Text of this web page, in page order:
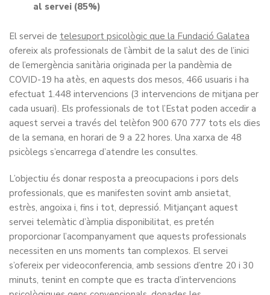
al servei (85%)
El servei de telesuport psicològic que la Fundació Galatea
ofereix als professionals de l’àmbit de la salut des de l’inici
de l’emergència sanitària originada per la pandèmia de
COVID-19 ha atès, en aquests dos mesos, 466 usuaris i ha
efectuat 1.448 intervencions (3 intervencions de mitjana per
cada usuari). Els professionals de tot l’Estat poden accedir a
aquest servei a través del telèfon 900 670 777 tots els dies
de la semana, en horari de 9 a 22 hores. Una xarxa de 48
psicòlegs s’encarrega d’atendre les consultes.
L’objectiu és donar resposta a preocupacions i pors dels
professionals, que es manifesten sovint amb ansietat,
estrès, angoixa i, fins i tot, depressió. Mitjançant aquest
servei telemàtic d’àmplia disponibilitat, es pretén
proporcionar l’acompanyament que aquests professionals
necessiten en uns moments tan complexos. El servei
s’ofereix per videoconferencia, amb sessions d’entre 20 i 30
minuts, tenint en compte que es tracta d’intervencions